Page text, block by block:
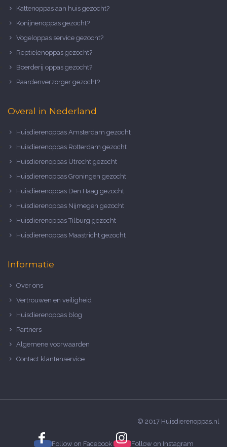
Kattenoppas aan huis gezocht?
Konijnenoppas gezocht?
Vogeloppas service gezocht?
Reptielenoppas gezocht?
Boerderij oppas gezocht?
Paardenverzorger gezocht?
Overal in Nederland
Huisdierenoppas Amsterdam gezocht
Huisdierenoppas Rotterdam gezocht
Huisdierenoppas Utrecht gezocht
Huisdierenoppas Groningen gezocht
Huisdierenoppas Den Haag gezocht
Huisdierenoppas Nijmegen gezocht
Huisdierenoppas Tilburg gezocht
Huisdierenoppas Maastricht gezocht
Informatie
Over ons
Vertrouwen en veiligheid
Huisdierenoppas blog
Partners
Algemene voorwaarden
Contact klantenservice
© 2017 Huisdierenoppas.nl
Follow on Facebook Follow on Instagram